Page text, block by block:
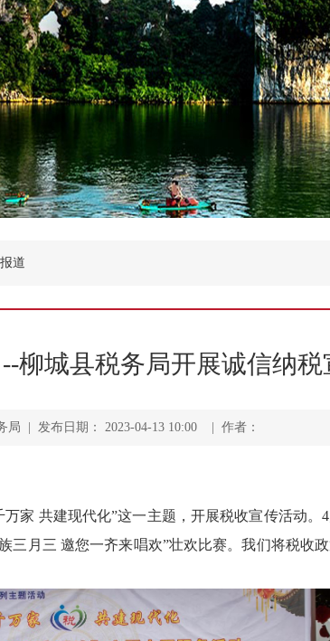
道
柳城县税务局开展诚信纳税
局 | 发布日期： 2023-04-13 10:00 | 作者：
家 共建现代化”这一主题，开展税收宣传活动。
三月三 邀您一齐来唱欢”壮欢比赛。我们将税收